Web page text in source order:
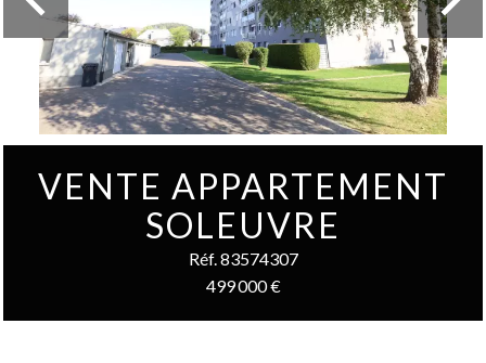
VENTE APPARTEMENT
SOLEUVRE
Réf. 83574307
499 000 €